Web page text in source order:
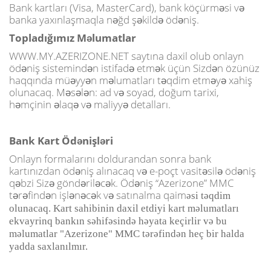
Bank kartları (Visa, MasterCard), bank köçürməsi və
banka yaxınlaşmaqla nəğd şəkildə ödəniş.
Topladığımız Məlumatlar
WWW.MY.AZERIZONE.NET saytına daxil olub onlayn
ödəniş sistemindən istifadə etmək üçün Sizdən özünüz
haqqında müəyyən məlumatları təqdim etməyə xahiş
olunacaq. Məsələn: ad və soyad, doğum tarixi,
həmçinin əlaqə və maliyyə detalları.
Bank Kart Ödənişləri
Onlayn formalarını doldurandan sonra bank
kartınızdan ödəniş alınacaq və e-poçt vasitəsilə ödəniş
qəbzi Sizə göndəriləcək. Ödəniş “Azerizone” MMC
tərəfindən işlənəcək və satınalma qaiməsi təqdim
olunacaq. Kart sahibinin daxil etdiyi kart məlumatları
ekvayrinq bankın səhifəsində həyata keçirlir və bu
məlumatlar "Azerizone" MMC tərəfindən heç bir halda
yadda saxlanılmır.